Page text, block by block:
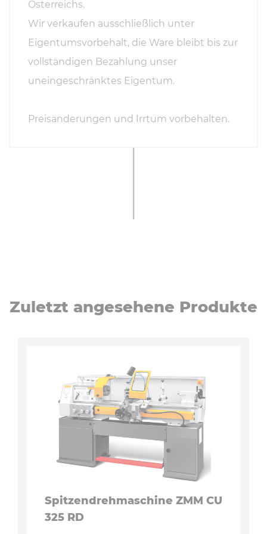
Österreichs.
Wir verkaufen ausschließlich unter
Eigentumsvorbehalt, die Ware bleibt bis zur
vollständigen Bezahlung unser
uneingeschränktes Eigentum.
Preisänderungen und Irrtum vorbehalten.
Zuletzt angesehene Produkte
Spitzendrehmaschine ZMM CU
325 RD